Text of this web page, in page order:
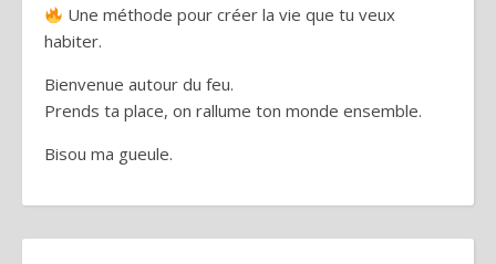
Une méthode pour créer la vie que tu veux
habiter.
Bienvenue autour du feu.
Prends ta place, on rallume ton monde ensemble.
Bisou ma gueule.